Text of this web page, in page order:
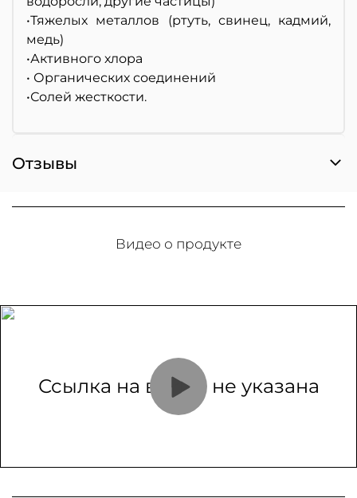
•Тяжелых металлов (ртуть, свинец, кадмий,
медь)
•Активного хлора
• Органических соединений
•Солей жесткости.
Отзывы
Видео о продукте
Ссылка на видео не указана